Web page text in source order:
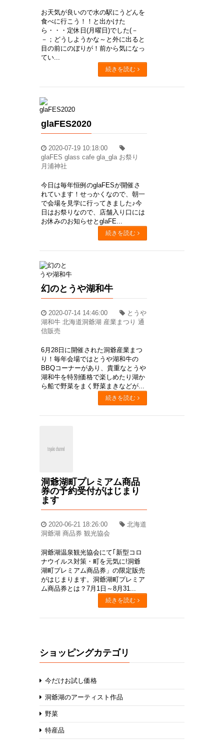
お天気が良いので水の駅にうどんを
食べに行こう！！と出かけた
ら・・・定休日(月曜日)でした(－
－；どうしようかな～と外に出ると
目の前にのぼりが！前から気になっ
てい...
続きを読む
glaFES2020
2020-07-19 10:18:00
glaFES glass cafe gla_gla お祭り
月浦神社
今日は毎年恒例のglaFESが開催さ
れています！せっかくなので、朝一
で会場を見学に行ってきました♪今
日はお祭りなので、店舗入り口には
お休みのお知らせとglaFE...
続きを読む
幻のとうや湖和牛
2020-07-14 14:46:00
とうや
湖和牛 北海道洞爺湖 産業まつり 通
信販売
6月28日に開催された洞爺産業まつ
り！毎年会場ではとうや湖和牛の
BBQコーナーがあり、貴重なとうや
湖和牛を特別価格で楽しめたり湖か
ら船で野菜をまく野菜まきなどが...
続きを読む
洞爺湖町プレミアム商品
券の予約受付がはじまり
ます
2020-06-21 18:26:00
北海道
洞爺湖 商品券 観光協会
洞爺湖温泉観光協会にて｢新型コロ
ナウイルス対策・町を元気に!洞爺
湖町プレミアム商品券」の限定販売
がはじまります。洞爺湖町プレミア
ム商品券とは？7月1日～8月31...
続きを読む
ショッピングカテゴリ
今だけお試し価格
洞爺湖のアーティスト作品
野菜
特産品